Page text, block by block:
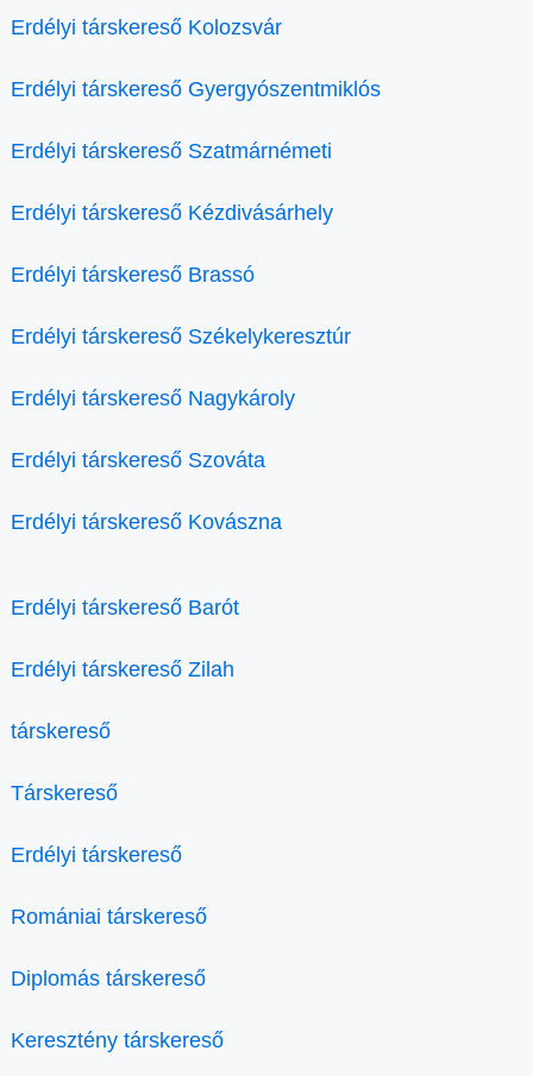
Erdélyi társkereső Kolozsvár
Erdélyi társkereső Gyergyószentmiklós
Erdélyi társkereső Szatmárnémeti
Erdélyi társkereső Kézdivásárhely
Erdélyi társkereső Brassó
Erdélyi társkereső Székelykeresztúr
Erdélyi társkereső Nagykároly
Erdélyi társkereső Szováta
Erdélyi társkereső Kovászna
Erdélyi társkereső Barót
Erdélyi társkereső Zilah
társkereső
Társkereső
Erdélyi társkereső
Romániai társkereső
Diplomás társkereső
Keresztény társkereső